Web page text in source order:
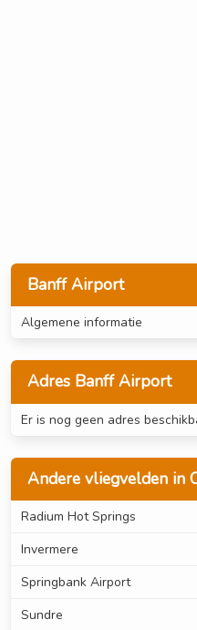
Banff Airport
Algemene informatie
Adres Banff Airport
Er is nog geen adres
Andere vliegvelden in
Radium Hot Springs
Invermere
Springbank Airport
Sundre